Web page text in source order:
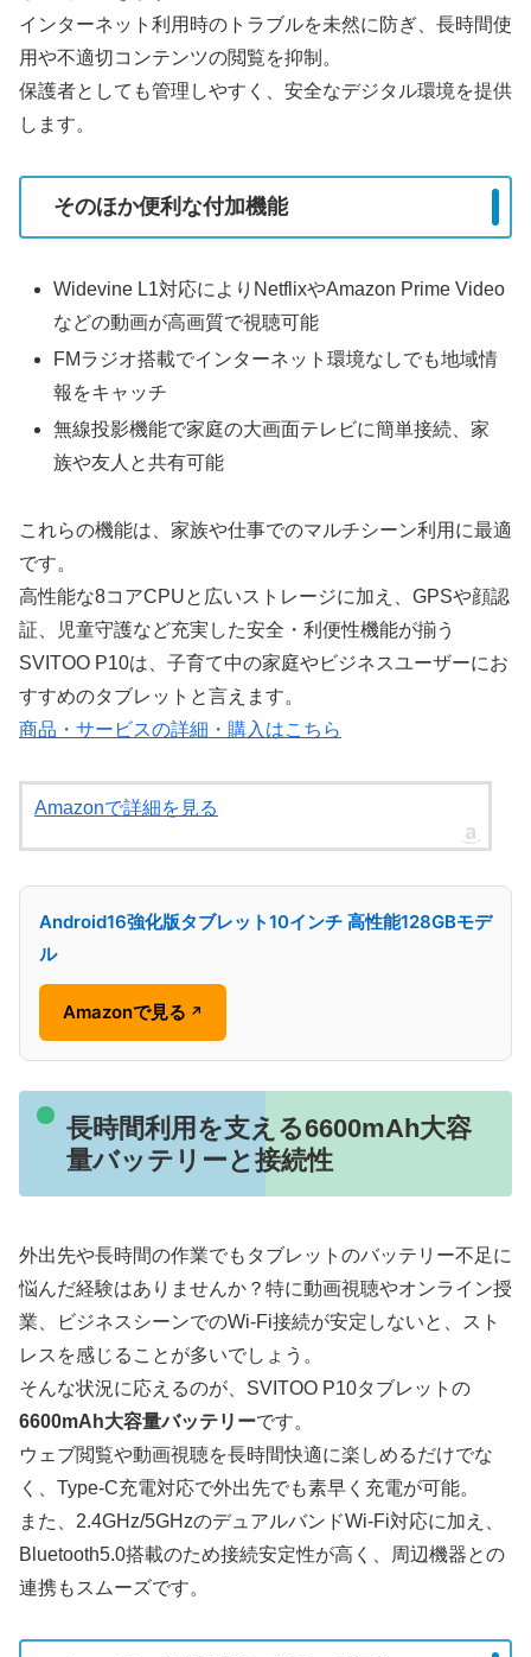
インターネット利用時のトラブルを未然に防ぎ、長時間使
用や不適切コンテンツの閲覧を抑制。
保護者としても管理しやすく、安全なデジタル環境を提供
します。
そのほか便利な付加機能
Widevine L1対応によりNetflixやAmazon Prime Video
などの動画が高画質で視聴可能
FMラジオ搭載でインターネット環境なしでも地域情
報をキャッチ
無線投影機能で家庭の大画面テレビに簡単接続、家
族や友人と共有可能
これらの機能は、家族や仕事でのマルチシーン利用に最適
です。
高性能な8コアCPUと広いストレージに加え、GPSや顔認
証、児童守護など充実した安全・利便性機能が揃う
SVITOO P10は、子育て中の家庭やビジネスユーザーにお
すすめのタブレットと言えます。
商品・サービスの詳細・購入はこちら
Amazonで詳細を見る
Android16強化版タブレット10インチ 高性能128GBモデ
ル
Amazonで見る ↗
長時間利用を支える6600mAh大容
量バッテリーと接続性
外出先や長時間の作業でもタブレットのバッテリー不足に
悩んだ経験はありませんか？特に動画視聴やオンライン授
業、ビジネスシーンでのWi-Fi接続が安定しないと、スト
レスを感じることが多いでしょう。
そんな状況に応えるのが、SVITOO P10タブレットの
6600mAh大容量バッテリーです。
ウェブ閲覧や動画視聴を長時間快適に楽しめるだけでな
く、Type-C充電対応で外出先でも素早く充電が可能。
また、2.4GHz/5GHzのデュアルバンドWi-Fi対応に加え、
Bluetooth5.0搭載のため接続安定性が高く、周辺機器との
連携もスムーズです。